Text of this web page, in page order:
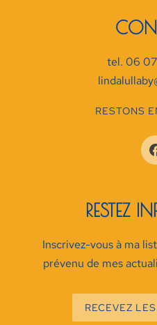
tel. 06
RESTONS
RESTEZ
Inscrivez-vous à ma
prévenu de mes
RECEVEZ